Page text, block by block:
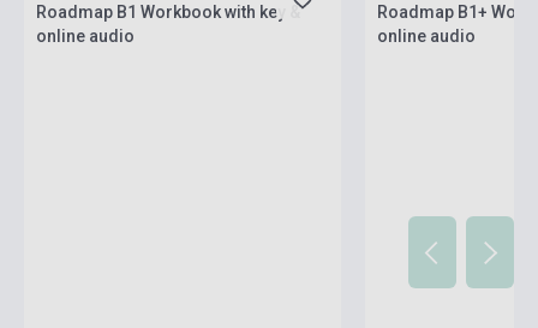
Roadmap B1 Workbook with key &
online audio
Roadmap B1+
online audio